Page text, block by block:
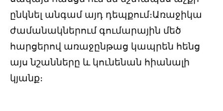
ընկնել անգամ այդ դեպքում։Առաջիկա
ժամանակներում գումարային մեծ
հարցերով առաջընթաց կապրեն հենց
այս նշանները և կունենան հիանալի
կյանք։